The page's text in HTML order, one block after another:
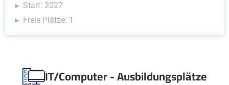
Start: 2027
Freie Plätze: 1
IT/Computer - Ausbildungsplätze